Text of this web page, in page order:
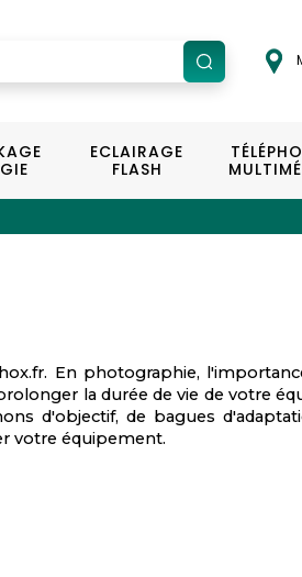
ECLAIRAGE
FLASH
En photographie,
la durée de vie de votre
d'objectif, de bagues
votre équipement.